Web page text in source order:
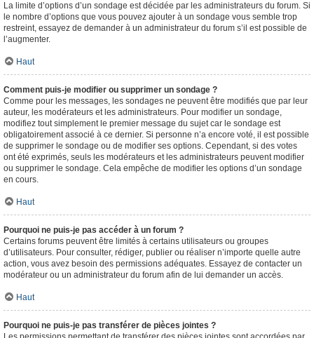
La limite d’options d’un sondage est décidée par les administrateurs du forum. Si
le nombre d’options que vous pouvez ajouter à un sondage vous semble trop
restreint, essayez de demander à un administrateur du forum s’il est possible de
l’augmenter.
Haut
Comment puis-je modifier ou supprimer un sondage ?
Comme pour les messages, les sondages ne peuvent être modifiés que par leur
auteur, les modérateurs et les administrateurs. Pour modifier un sondage,
modifiez tout simplement le premier message du sujet car le sondage est
obligatoirement associé à ce dernier. Si personne n’a encore voté, il est possible
de supprimer le sondage ou de modifier ses options. Cependant, si des votes
ont été exprimés, seuls les modérateurs et les administrateurs peuvent modifier
ou supprimer le sondage. Cela empêche de modifier les options d’un sondage
en cours.
Haut
Pourquoi ne puis-je pas accéder à un forum ?
Certains forums peuvent être limités à certains utilisateurs ou groupes
d’utilisateurs. Pour consulter, rédiger, publier ou réaliser n’importe quelle autre
action, vous avez besoin des permissions adéquates. Essayez de contacter un
modérateur ou un administrateur du forum afin de lui demander un accès.
Haut
Pourquoi ne puis-je pas transférer de pièces jointes ?